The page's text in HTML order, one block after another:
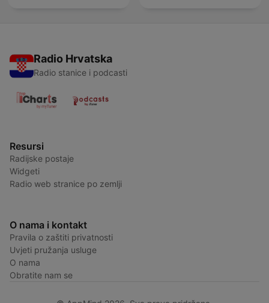
Radio Hrvatska
Radio stanice i podcasti
Resursi
Radijske postaje
Widgeti
Radio web stranice po zemlji
O nama i kontakt
Pravila o zaštiti privatnosti
Uvjeti pružanja usluge
O nama
Obratite nam se